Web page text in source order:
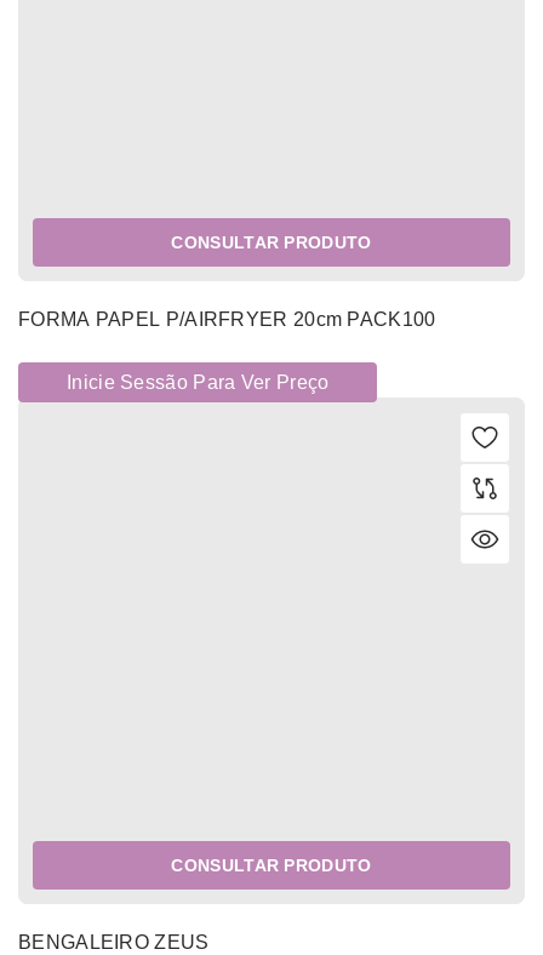
CONSULTAR PRODUTO
FORMA PAPEL P/AIRFRYER 20cm PACK100
Inicie Sessão Para Ver Preço
CONSULTAR PRODUTO
BENGALEIRO ZEUS